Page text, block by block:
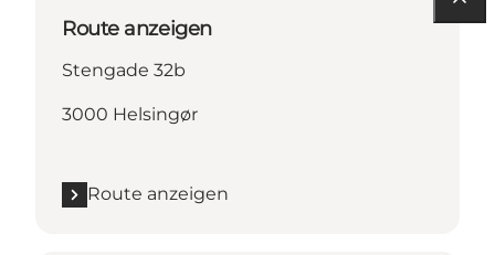
Route anzeigen
Stengade 32b
3000 Helsingør
Route anzeigen